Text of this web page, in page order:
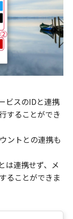
ビスのIDと連携
することができ
ントとの連携も
は連携せず、メ
ることができま